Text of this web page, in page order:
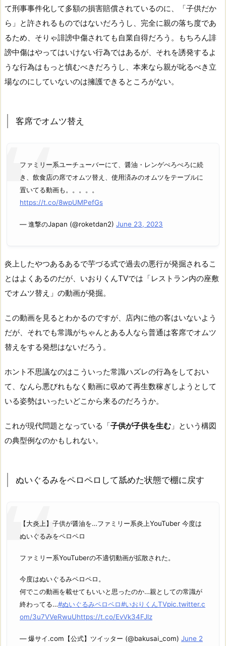
て刑事事件化して多額の損害賠償されているのに、「子供だか
ら」と許されるものではないだろうし、完全に親の落ち度であ
るため、そりゃ誹謗中傷されても自業自得だろう。もちろん誹
謗中傷はやってはいけない行為ではあるが、それを誘発するよ
うな行為はもっと慎むべきだろうし、本来なら親が叱るべき立
場なのにしていないのは擁護できるところがない。
客席でオムツ替え
ファミリー系ユーチューバーにて、醤油・レンゲぺろぺろに続
き、飲食店の席でオムツ替え、使用済みのオムツをテーブルに
置いてる動画も。。。。。
https://t.co/8wpUMPefGs
— 進撃のJapan (@roketdan2) June 23, 2023
炎上したやつあるあるで芋づる式で過去の悪行が発掘されるこ
とはよくあるのだが、いおりくんTVでは「レストラン内の座敷
でオムツ替え」の動画が発掘。
この動画を見るとわかるのですが、店内に他の客はいないよう
だが、それでも常識がちゃんとある人なら普通は客席でオムツ
替えをする発想はないだろう。
ホント不思議なのはこういった常識ハズレの行為をしておい
て、なんら悪びれもなく動画に収めて再生数稼ぎしようとして
いる姿勢はいったいどこから来るのだろうか。
これが現代問題となっている「子供が子供を生む 」という構図
の典型例なのかもしれない。
ぬいぐるみをペロペロして舐めた状態で棚に戻す
【大炎上】子供が醤油を…ファミリー系炎上YouTuber 今度は
ぬいぐるみをペロペロ
ファミリー系YouTuberの不適切動画が拡散された。
今度はぬいぐるみペロペロ。
何でこの動画を載せてもいいと思ったのか…親としての常識が
終わってる…#ぬいぐるみペロペロ#いおりくんTVpic.twitter.c
om/3u7VVeRwuUhttps://t.co/EvVk34FJlz
— 爆サイ.com【公式】ツイッター (@bakusai_com) June 2